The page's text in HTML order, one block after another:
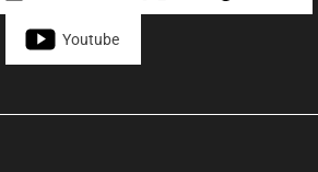
Youtube